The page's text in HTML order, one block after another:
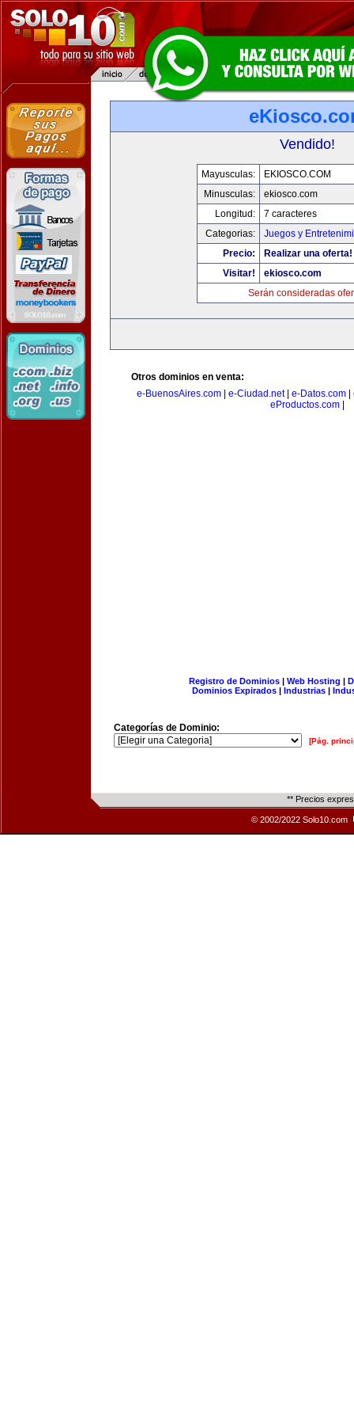
Vendido!
Mayusculas:
EKIOSCO.COM
Minusculas:
ekiosco.com
Longitud:
7 caracteres
Categorias:
Juegos y
Precio:
Realizar una oferta!
Visitar!
ekiosco.com
Serán consideradas
Otros dominios en venta:
e-BuenosAires.com| e-Ciudad.net| e-Datos.com|
eProductos.com
Registro de Dominios| Web Hosting |
Dominios Expirados | Industrias |
Categorías de Dominio:
[Pág.
** Precios
© 2002/2022 Solo10.com